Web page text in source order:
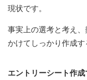
現状です。
事実上の選考と考え
かけてしっかり作成す
エントリーシート作成